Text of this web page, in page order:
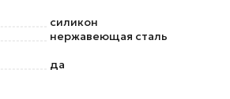
силикон
нержавеющая сталь
да